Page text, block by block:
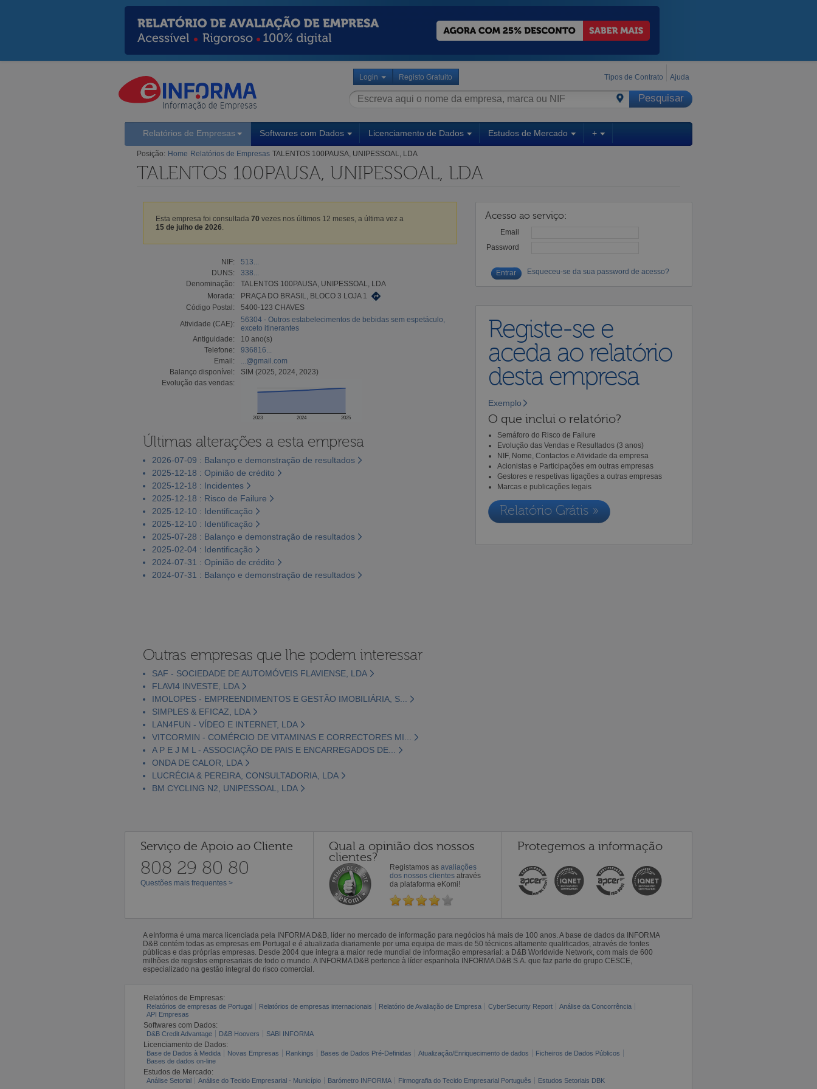
Login Registo Gratuito Tipos de Contrato Ajuda
Relatórios de Empresas Softwares com Dados Licenciamento de Dados Estudos de Mercado +
Posição: Home Relatórios de Empresas TALENTOS 100PAUSA, UNIPESSOAL, LDA
TALENTOS 100PAUSA, UNIPESSOAL, LDA
Esta empresa foi consultada 70 vezes nos últimos 12 meses, a última vez a
15 de julho de 2026
NIF:
513...
DUNS:
338...
Denominação:
TALENTOS 100PAUSA, UNIPESSOAL, LDA
Morada:
PRAÇA DO BRASIL, BLOCO 3 LOJA 1
Código Postal:
5400-123 CHAVES
Atividade (CAE):
56304 - Outros estabelecimentos de bebidas sem espetáculo,
exceto itinerantes
Antiguidade:
10 ano(s)
Telefone:
936816...
Email:
...@gmail.com
Balanço disponível:
SIM (2025, 2024, 2023)
Evolução das vendas:
2023 2024 2025
Últimas alterações a esta empresa
2026-07-09 : Balanço e demonstração de resultados
2025-12-18 : Opinião de crédito
2025-12-18 : Incidentes
2025-12-18 : Risco de Failure
2025-12-10 : Identificação
2025-12-10 : Identificação
2025-07-28 : Balanço e demonstração de resultados
2025-02-04 : Identificação
2024-07-31 : Opinião de crédito
2024-07-31 : Balanço e demonstração de resultados
Acesso ao serviço:
Email
Password
Esqueceu-se da sua password de acesso?
Registe-se e
aceda ao relatório
desta empresa
Exemplo
O que inclui o relatório?
Semáforo do Risco de Failure
Evolução das Vendas e Resultados (3 anos)
NIF, Nome, Contactos e Atividade da empresa
Acionistas e Participações em outras empresas
Gestores e respetivas ligações a outras empresas
Marcas e publicações legais
Relatório Grátis »
Outras empresas que lhe podem interessar
SAF - SOCIEDADE DE AUTOMÓVEIS FLAVIENSE, LDA
FLAVI4 INVESTE, LDA
IMOLOPES - EMPREENDIMENTOS E GESTÃO IMOBILIÁRIA, S...
SIMPLES & EFICAZ, LDA
LAN4FUN - VÍDEO E INTERNET, LDA
VITCORMIN - COMÉRCIO DE VITAMINAS E CORRECTORES MI...
A P E J M L - ASSOCIAÇÃO DE PAIS E ENCARREGADOS DE...
ONDA DE CALOR, LDA
LUCRÉCIA & PEREIRA, CONSULTADORIA, LDA
BM CYCLING N2, UNIPESSOAL, LDA
Serviço de Apoio ao Cliente
808 29 80 80
Questões mais frequentes >
Qual a opinião dos nossos
clientes?
Registamos as avaliações
dos nossos clientes através
da plataforma eKomi!
Protegemos a informação
A eInforma é uma marca licenciada pela INFORMA D&B, líder no mercado de informação para negócios há mais de 100 anos. A base de dados da INFORMA
D&B contém todas as empresas em Portugal e é atualizada diariamente por uma equipa de mais de 50 técnicos altamente qualificados, através de fontes
públicas e das próprias empresas. Desde 2004 que integra a maior rede mundial de informação empresarial: a D&B Worldwide Network, com mais de 600
milhões de registos empresariais de todo o mundo. A INFORMA D&B pertence à líder espanhola INFORMA D&B S.A. que faz parte do grupo CESCE,
especializado na gestão integral do risco comercial.
Relatórios de Empresas:
Relatórios de empresas de Portugal Relatórios de empresas internacionais Relatório de Avaliação de Empresa CyberSecurity Report
Análise da Concorrência
API Empresas
Softwares com Dados:
D&B Credit Advantage D&B Hoovers SABI INFORMA
Licenciamento de Dados:
Base de Dados à Medida Novas Empresas Rankings Bases de Dados Pré-Definidas Atualização/Enriquecimento de dados
Ficheiros de Dados Públicos
Bases de dados on-line
Estudos de Mercado:
Análise Setorial Análise do Tecido Empresarial - Município Barómetro INFORMA Firmografia do Tecido Empresarial Português Estudos Setoriais DBK